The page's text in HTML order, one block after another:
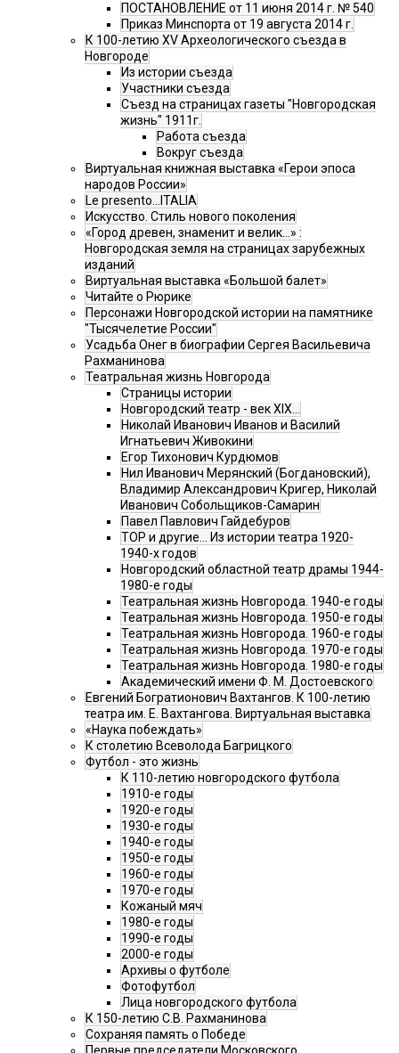
ПОСТАНОВЛЕНИЕ от 11 июня 2014 г. № 540
Приказ Минспорта от 19 августа 2014 г.
К 100-летию XV Археологического съезда в
Новгороде
Из истории съезда
Участники съезда
Cъезд на страницах газеты "Новгородская
жизнь" 1911г.
Работа съезда
Вокруг съезда
Виртуальная книжная выставка «Герои эпоса
народов России»
Le presento...ITALIA
Искусство. Стиль нового поколения
«Город древен, знаменит и велик…» :
Новгородская земля на страницах зарубежных
изданий
Виртуальная выставка «Большой балет»
Читайте о Рюрике
Персонажи Новгородской истории на памятнике
"Тысячелетие России"
Усадьба Онег в биографии Сергея Васильевича
Рахманинова
Театральная жизнь Новгорода
Страницы истории
Новгородский театр - век XIX…
Николай Иванович Иванов и Василий
Игнатьевич Живокини
Егор Тихонович Курдюмов
Нил Иванович Мерянский (Богдановский),
Владимир Александрович Кригер, Николай
Иванович Собольщиков-Самарин
Павел Павлович Гайдебуров
ТОР и другие… Из истории театра 1920-
1940-х годов
Новгородский областной театр драмы 1944-
1980-е годы
Театральная жизнь Новгорода. 1940-е годы
Театральная жизнь Новгорода. 1950-е годы
Театральная жизнь Новгорода. 1960-е годы
Театральная жизнь Новгорода. 1970-е годы
Театральная жизнь Новгорода. 1980-е годы
Академический имени Ф. М. Достоевского
Евгений Богратионович Вахтангов. К 100-летию
театра им. Е. Вахтангова. Виртуальная выставка
«Наука побеждать»
К столетию Всеволода Багрицкого
Футбол - это жизнь
К 110-летию новгородского футбола
1910-е годы
1920-е годы
1930-е годы
1940-е годы
1950-е годы
1960-е годы
1970-е годы
Кожаный мяч
1980-е годы
1990-е годы
2000-е годы
Архивы о футболе
Фотофутбол
Лица новгородского футбола
К 150-летию С.В. Рахманинова
Сохраняя память о Победе